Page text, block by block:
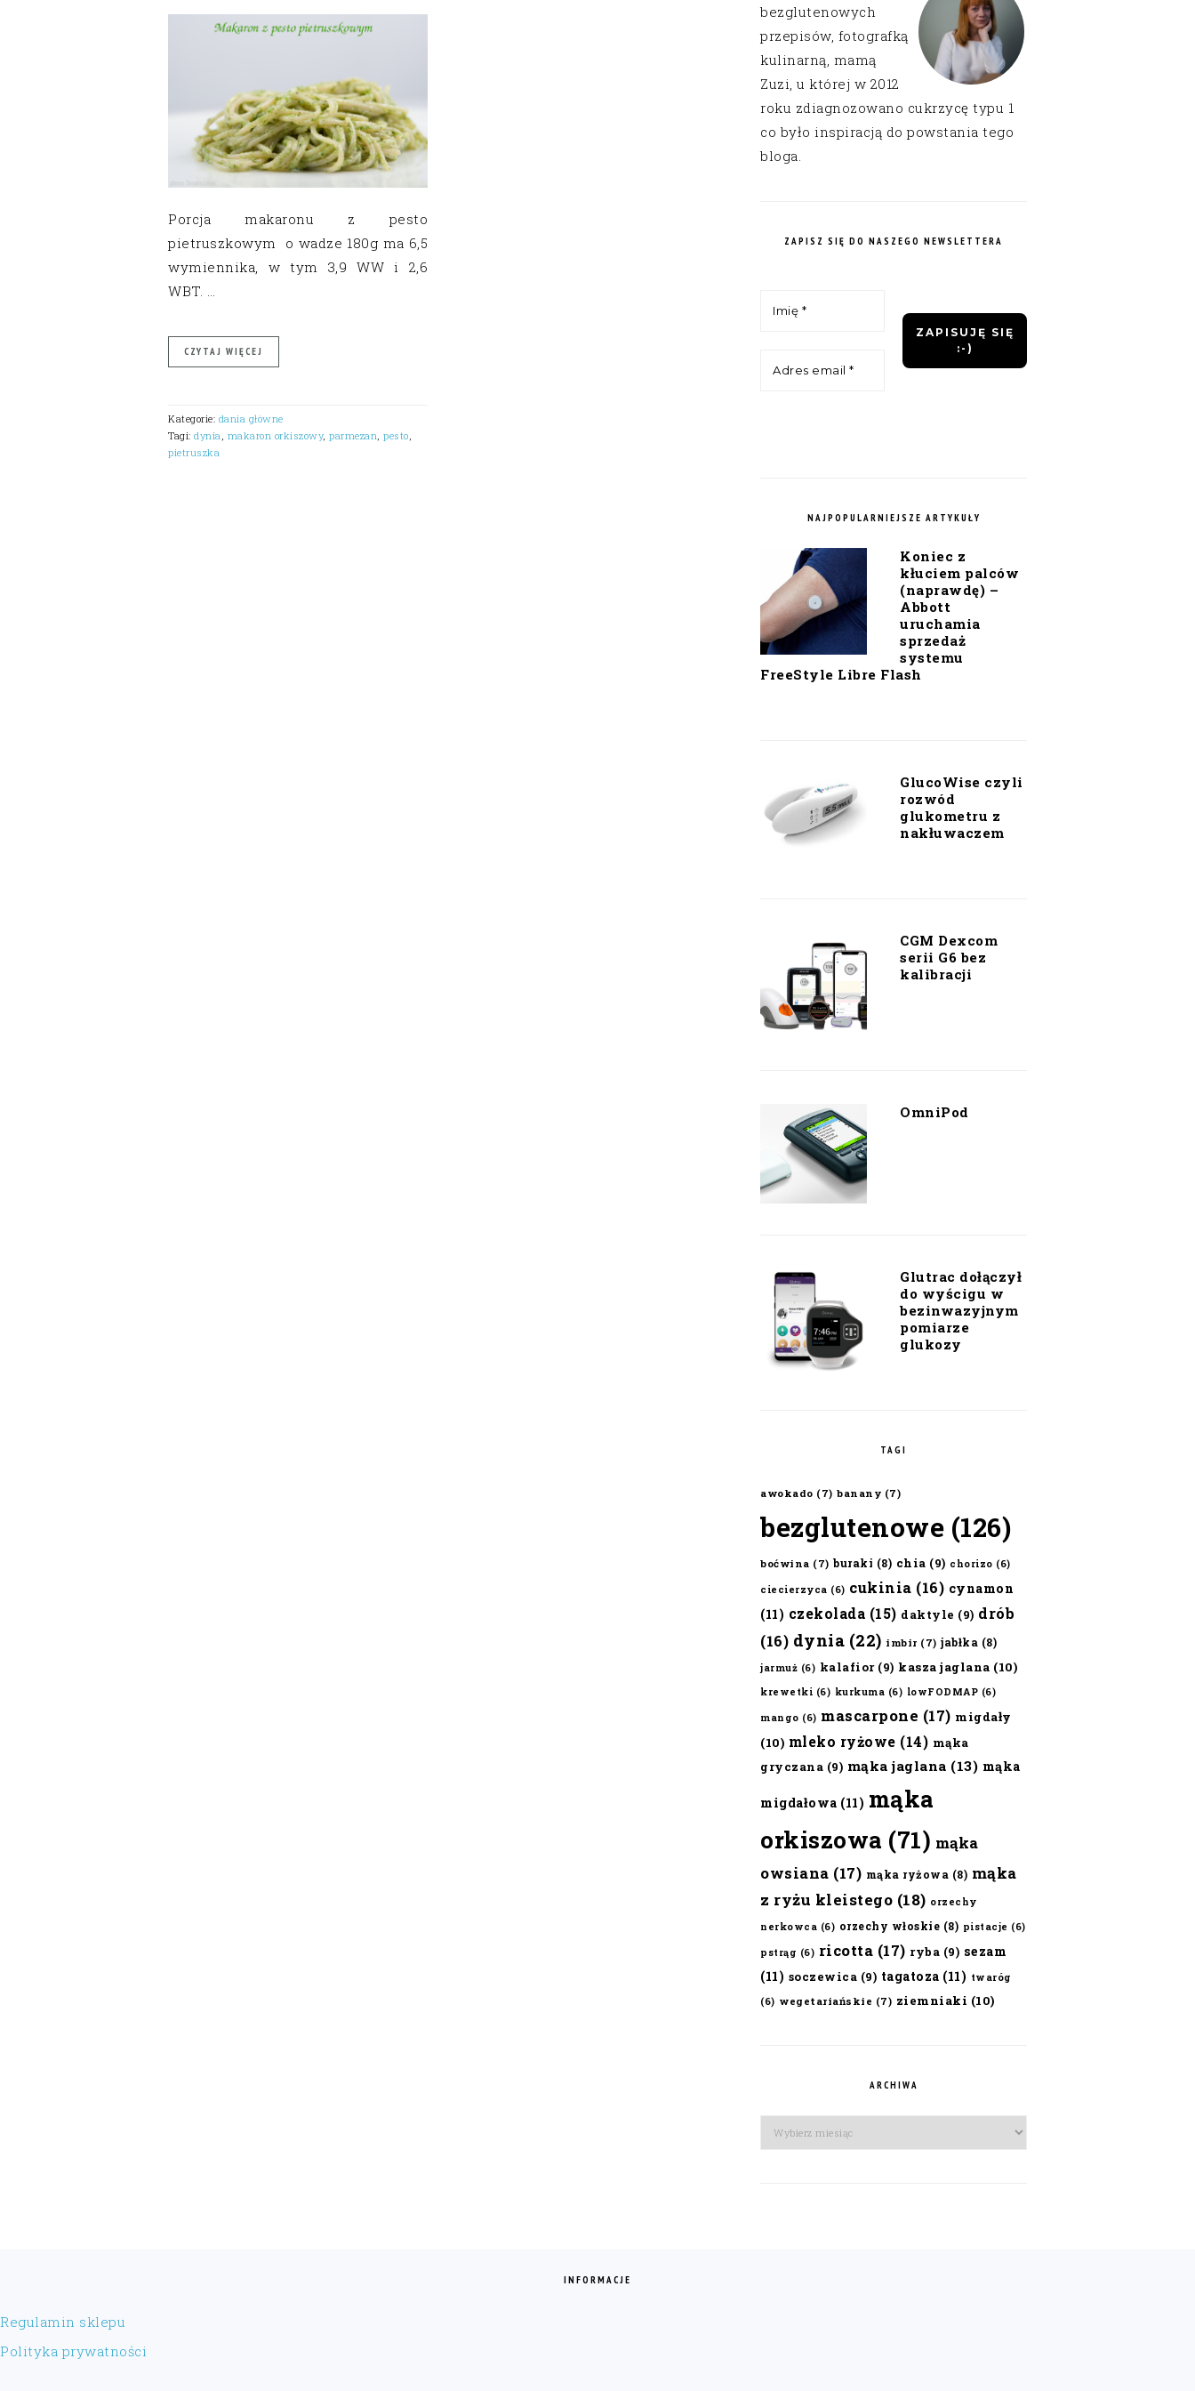
Porcja makaronu z pesto
pietruszkowym o wadze 180g ma 6,5
wymiennika, w tym 3,9 WW i 2,6
WBT. …
CZYTAJ WIĘCEJ
Kategorie: dania główne
Tagi: dynia, makaron orkiszowy, parmezan, pesto,
pietruszka
bezglutenowych
przepisów, fotografką
kulinarną, mamą
Zuzi, u której w 2012
roku zdiagnozowano cukrzycę typu 1
co było inspiracją do powstania tego
bloga.
ZAPISZ SIĘ DO NASZEGO NEWSLETTERA
NAJPOPULARNIEJSZE ARTYKUŁY
Koniec z
kłuciem palców
(naprawdę) –
Abbott
uruchamia
sprzedaż
systemu
FreeStyle Libre Flash
GlucoWise czyli
rozwód
glukometru z
nakłuwaczem
CGM Dexcom
serii G6 bez
kalibracji
OmniPod
Glutrac dołączył
do wyścigu w
bezinwazyjnym
pomiarze
glukozy
TAGI
awokado (7) banany (7)
bezglutenowe (126)
boćwina (7) buraki (8) chia (9) chorizo (6)
ciecierzyca (6) cukinia (16) cynamon
(11) czekolada (15) daktyle (9) drób
(16) dynia (22) imbir (7) jabłka (8)
jarmuż (6) kalafior(9) kasza jaglana (10)
krewetki (6) kurkuma (6) lowFODMAP (6)
mango (6) mascarpone (17) migdały
(10) mleko ryżowe (14) mąka
gryczana (9) mąka jaglana (13) mąka
migdałowa (11) mąka
orkiszowa (71) mąka
owsiana (17) mąka ryżowa (8) mąka
z ryżu kleistego (18) orzechy
nerkowca (6) orzechy włoskie (8) pistacje (6)
pstrąg (6) ricotta (17) ryba (9) sezam
(11) soczewica (9) tagatoza (11) twaróg
(6) wegetariańskie (7) ziemniaki (10)
ARCHIWA
Archiwa
INFORMACJE
Regulamin sklepu
Polityka prywatności